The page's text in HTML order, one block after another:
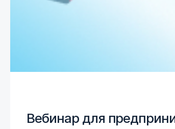
Вебинар для